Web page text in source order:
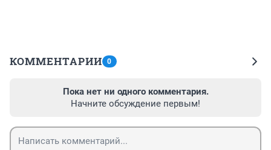
КОММЕНТАРИИ 0
Пока нет ни одного комментария.
Начните обсуждение первым!